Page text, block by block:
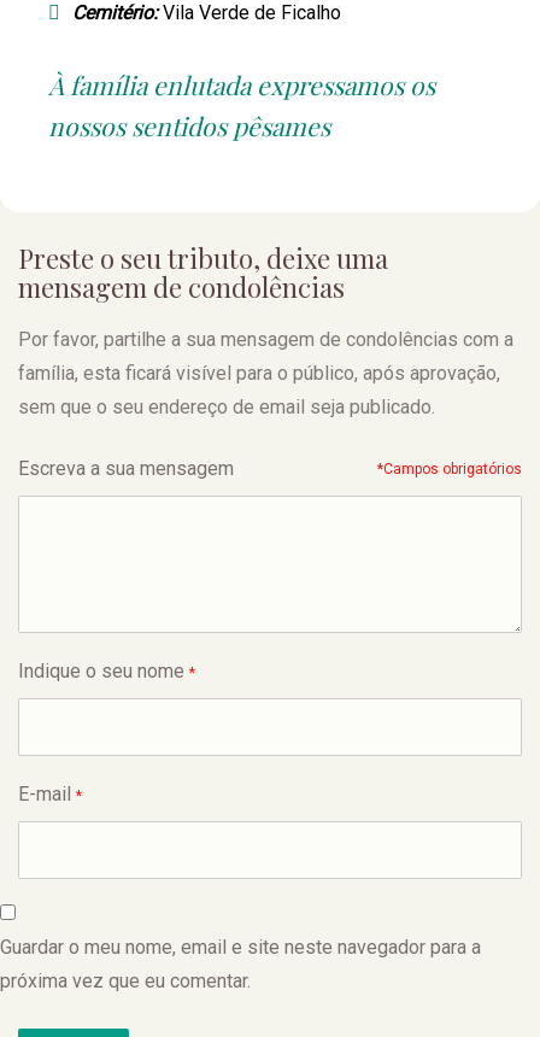
Cemitério:Vila Verde de Ficalho
À família enlutada expressamos os
nossos sentidos pêsames
Preste o seu tributo, deixe uma
mensagem de condolências
Por favor, partilhe a sua mensagem de condolências com a
família, esta ficará visível para o público, após aprovação,
sem que o seu endereço de email seja publicado.
Escreva a sua mensagem *Campos obrigatórios
Indique o seu nome *
E-mail *
Guardar o meu nome, email e site neste navegador para a
próxima vez que eu comentar.